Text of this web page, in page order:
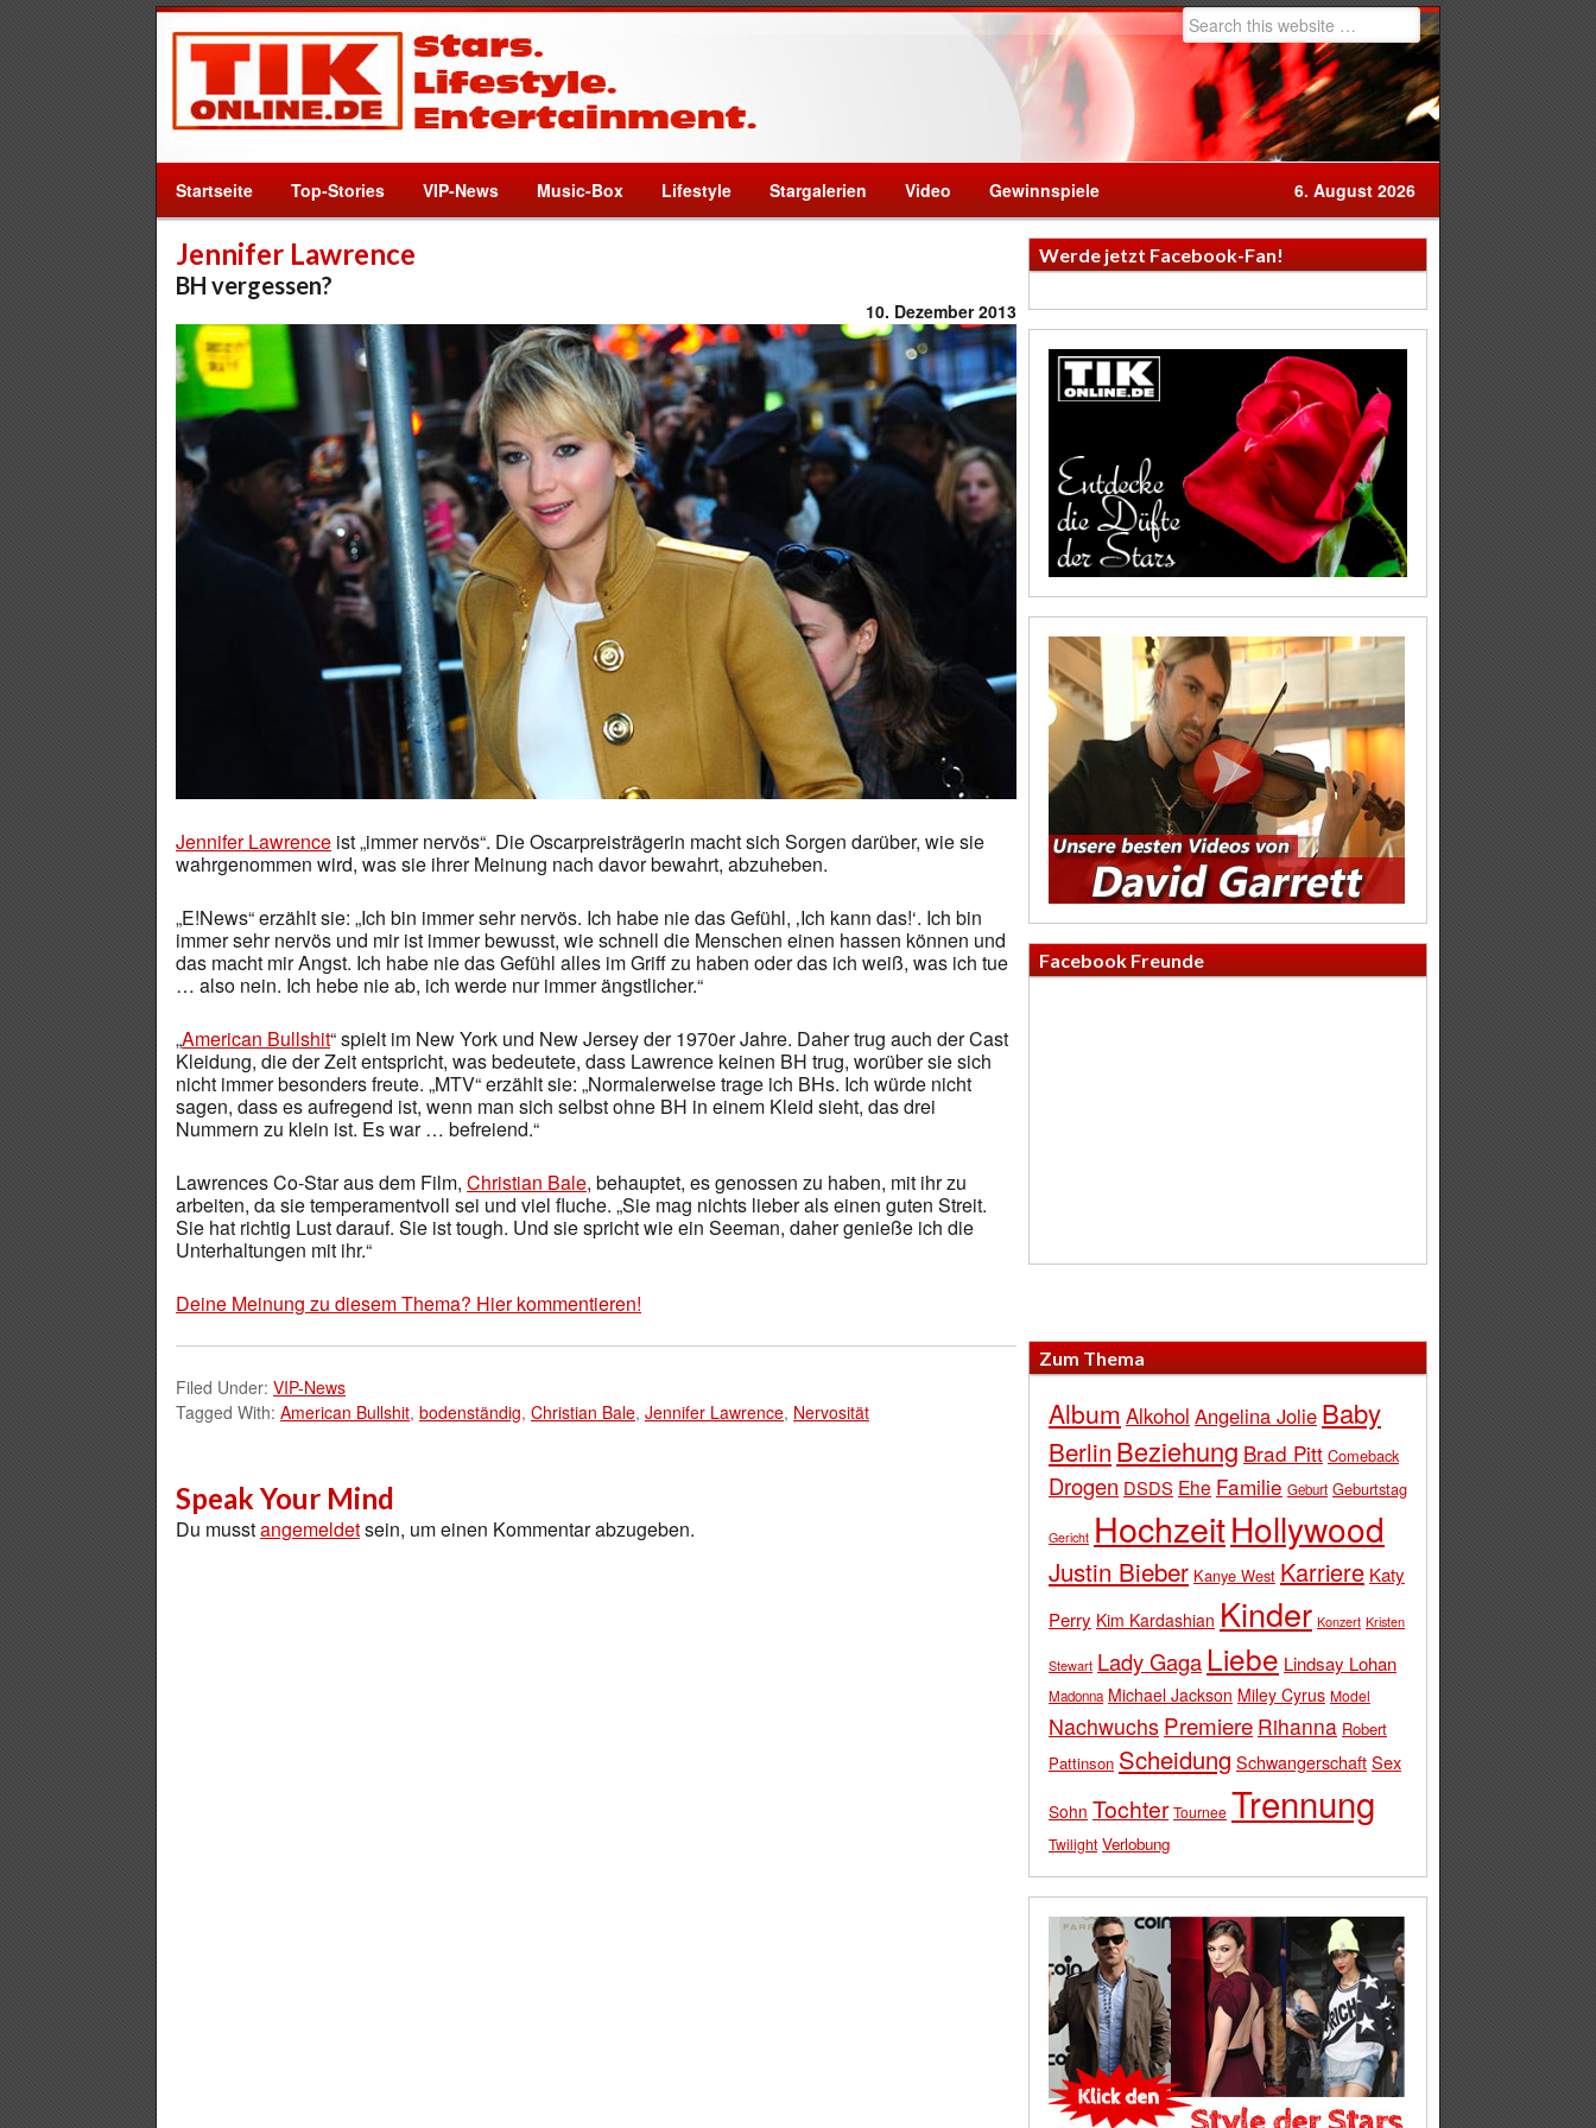
Startseite Top-Stories VIP-News Music-Box Lifestyle Stargalerien Video Gewinnspiele 6. August 2026
Jennifer Lawrence
BH vergessen?
10. Dezember 2013
Jennifer Lawrence ist „immer nervös“. Die Oscarpreisträgerin macht sich Sorgen darüber, wie sie
wahrgenommen wird, was sie ihrer Meinung nach davor bewahrt, abzuheben.
„E!News“ erzählt sie: „Ich bin immer sehr nervös. Ich habe nie das Gefühl, ‚Ich kann das!‘. Ich bin
immer sehr nervös und mir ist immer bewusst, wie schnell die Menschen einen hassen können und
das macht mir Angst. Ich habe nie das Gefühl alles im Griff zu haben oder das ich weiß, was ich tue
… also nein. Ich hebe nie ab, ich werde nur immer ängstlicher.“
„American Bullshit“ spielt im New York und New Jersey der 1970er Jahre. Daher trug auch der Cast
Kleidung, die der Zeit entspricht, was bedeutete, dass Lawrence keinen BH trug, worüber sie sich
nicht immer besonders freute. „MTV“ erzählt sie: „Normalerweise trage ich BHs. Ich würde nicht
sagen, dass es aufregend ist, wenn man sich selbst ohne BH in einem Kleid sieht, das drei
Nummern zu klein ist. Es war … befreiend.“
Lawrences Co-Star aus dem Film, Christian Bale, behauptet, es genossen zu haben, mit ihr zu
arbeiten, da sie temperamentvoll sei und viel fluche. „Sie mag nichts lieber als einen guten Streit.
Sie hat richtig Lust darauf. Sie ist tough. Und sie spricht wie ein Seeman, daher genieße ich die
Unterhaltungen mit ihr.“
Deine Meinung zu diesem Thema? Hier kommentieren!
Filed Under: VIP-News
Tagged With: American Bullshit, bodenständig, Christian Bale, Jennifer Lawrence, Nervosität
Speak Your Mind
Du musstangemeldetsein, um einen Kommentar abzugeben.
Werde jetzt Facebook-Fan!
Facebook Freunde
Zum Thema
Album Alkohol Angelina Jolie Baby
Berlin Beziehung Brad Pitt Comeback
Drogen DSDS Ehe Familie Geburt Geburtstag
Gericht HochzeitHollywood
Justin Bieber Kanye West Karriere Katy
Perry Kim Kardashian Kinder Konzert Kristen
Stewart Lady Gaga Liebe Lindsay Lohan
Madonna Michael Jackson Miley Cyrus Model
Nachwuchs Premiere Rihanna Robert
Pattinson Scheidung SchwangerschaftSex
Sohn Tochter Tournee Trennung
Twilight Verlobung